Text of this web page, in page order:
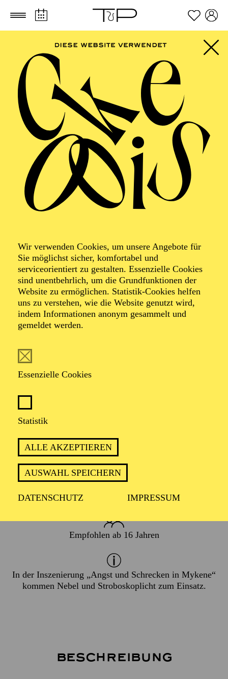
Zum Hauptinhalt springen Zum Footer springen
Wir verwenden Cookies, um unsere Angebote für
Sie möglichst sicher, komfortabel und
serviceorientiert zu gestalten. Essenzielle Cookies
sind unentbehrlich, um die Grundfunktionen der
Website zu ermöglichen. Statistik-Cookies helfen
uns zu verstehen, wie die Website genutzt wird,
indem Informationen anonym gesammelt und
gemeldet werden.
Essenzielle Cookies
Statistik
ALLE AKZEPTIEREN
AUSWAHL SPEICHERN
DATENSCHUTZ IMPRESSUM
SCHAUSPIEL ESSEN
Uraufführung
Angst und
Schrecken­ in
Mykene
PREMIERE
19. September 2025
ca. 1 Stunde, 50 Minuten, keine Pause
Empfohlen ab 16 Jahren
In der Inszenierung „Angst und Schrecken in Mykene“
kommen Nebel und Stroboskoplicht zum Einsatz.
Beschreibung